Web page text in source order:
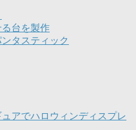
台を製作
タスティック
アでハロウィンディスプレ